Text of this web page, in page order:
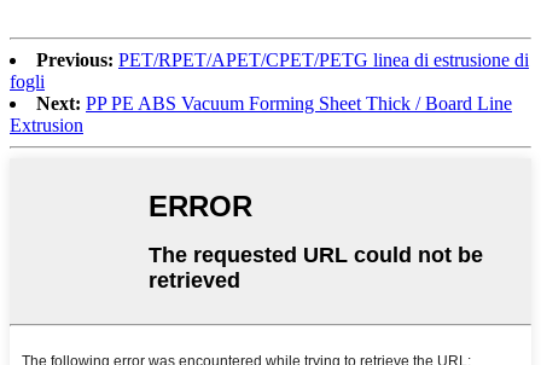
Previous: PET/RPET/APET/CPET/PETG linea di estrusione di
fogli
Next: PP PE ABS Vacuum Forming Sheet Thick / Board Line
Extrusion